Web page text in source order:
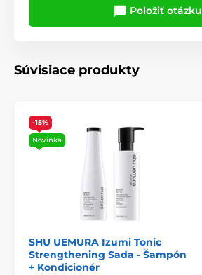
Položiť otázku
Súvisiace produkty
-15%
Novinka
SHU UEMURA Izumi Tonic
Strengthening Sada - Šampón
+ Kondicionér